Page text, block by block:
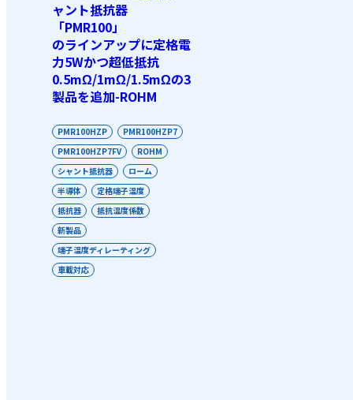
ャント抵抗器
「PMR100」
のラインアップに定格電
力5Wかつ超低抵抗
0.5mΩ/1mΩ/1.5mΩの3
製品を追加-ROHM
PMR100HZP
PMR100HZP7
PMR100HZP7FV
ROHM
シャント抵抗器
ローム
半導体
定格端子温度
抵抗器
抵抗温度係数
新製品
端子温度ディレーティング
車載対応